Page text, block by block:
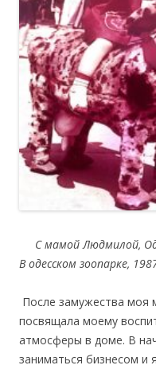
С мамой
В одесском зоопарке,
После замужества моя
посвящала моему
атмосферы в доме. В
заниматься бизнесом и